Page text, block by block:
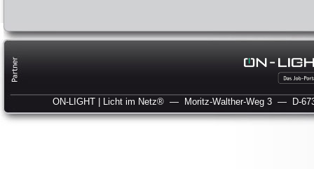
ON-LIGHT | Licht im Netz® — Moritz-Walther-Weg 3 — D-